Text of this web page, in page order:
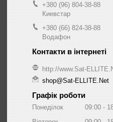
+380 (96) 804-38-88
Киевстар
+380 (66) 824-38-88
Водафон
http://www.Sat-
shop@Sat-ELLITE.Net
Графік роботи
Понеділок 09:00